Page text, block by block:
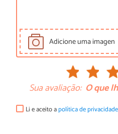
Adicione uma imagen
Sua avaliação: O que
Li e aceito apolítica de privacidade